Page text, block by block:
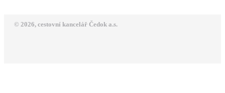
© 2026, cestovní kancelář Čedok a.s.